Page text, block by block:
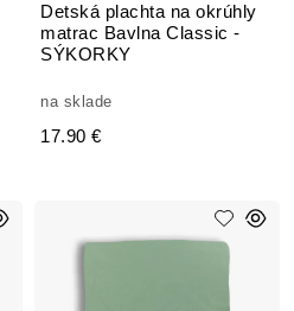
Detská plachta na okrúhly
matrac Bavlna Classic -
SÝKORKY
na sklade
17.90 €